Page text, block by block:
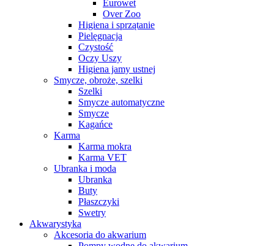
Eurowet
Over Zoo
Higiena i sprzątanie
Pielęgnacja
Czystość
Oczy Uszy
Higiena jamy ustnej
Smycze, obroże, szelki
Szelki
Smycze automatyczne
Smycze
Kagańce
Karma
Karma mokra
Karma VET
Ubranka i moda
Ubranka
Buty
Płaszczyki
Swetry
Akwarystyka
Akcesoria do akwarium